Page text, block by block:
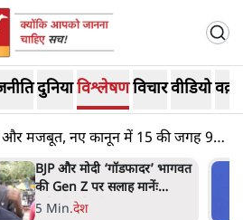
दुनियाविश्लेषणविचारवीडियो
मजबूत, नए कानून में 15 की जगह 90
मार्क ज़करबर्ग का माफीनामाः ये
बहुत अंदर की बात है
9 Min.विश्लेषण